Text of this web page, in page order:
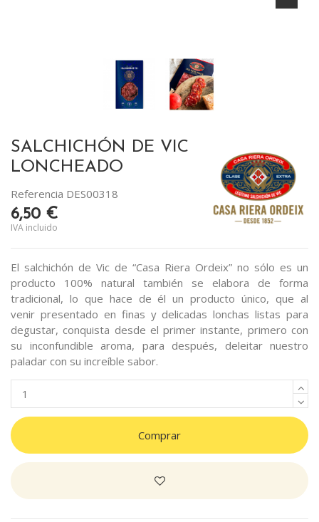
SALCHICHÓN DE VIC
LONCHEADO
Referencia DES00318
6,50 €
IVA incluido
El salchichón de Vic de “Casa Riera Ordeix” no sólo es un
producto 100% natural también se elabora de forma
tradicional, lo que hace de él un producto único, que al
venir presentado en finas y delicadas lonchas listas para
degustar, conquista desde el primer instante, primero con
su inconfundible aroma, para después, deleitar nuestro
paladar con su increíble sabor.
Comprar